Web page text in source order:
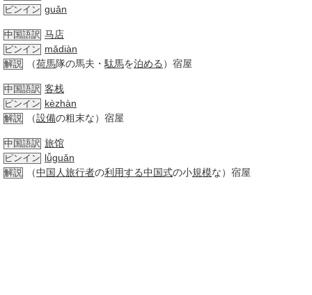
ピンイン guǎn
中国語訳 马店
ピンイン mǎdiàn
解説 （荷馬隊の馬夫・ 駄馬を泊める ）宿屋
中国語訳 客栈
ピンイン kèzhàn
解説 （設備の粗末な）宿屋
中国語訳 旅馆
ピンイン lǚguǎn
解説 （中国人旅行者の利用する中国式の小規模な）宿屋